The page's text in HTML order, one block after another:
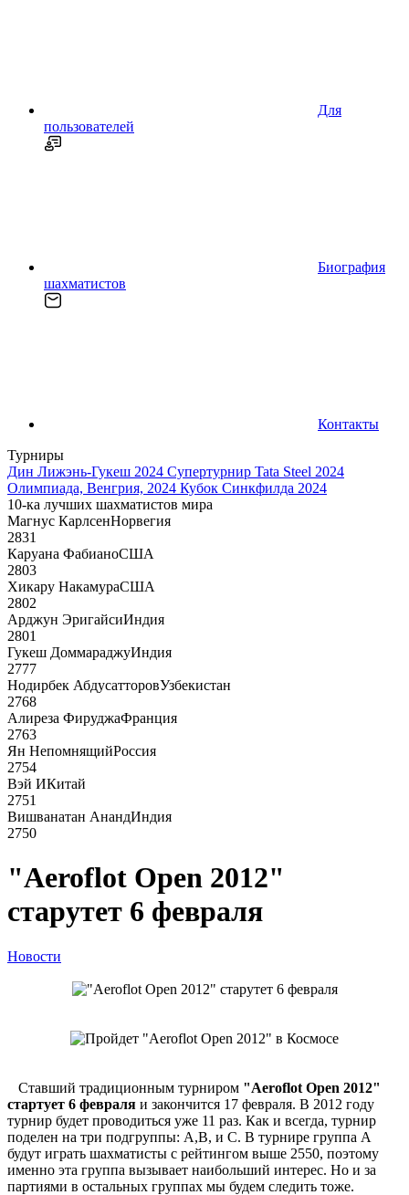
Для
пользователей
Биография
шахматистов
Контакты
Турниры
Дин Лижэнь-Гукеш 2024 Супертурнир Tata Steel 2024
Олимпиада, Венгрия, 2024 Кубок Синкфилда 2024
10-ка лучших шахматистов мира
Магнус КарлсенНорвегия
2831
Каруана ФабианоСША
2803
Хикару НакамураСША
2802
Арджун ЭригайсиИндия
2801
Гукеш ДоммараджуИндия
2777
Нодирбек АбдусатторовУзбекистан
2768
Алиреза ФируджаФранция
2763
Ян НепомнящийРоссия
2754
Вэй ИКитай
2751
Вишванатан АнандИндия
2750
"Aeroflot Open 2012"
старутет 6 февраля
Новости
Ставший традиционным турниром "Aeroflot Open 2012"
стартует 6 февраля и закончится 17 февраля. В 2012 году
турнир будет проводиться уже 11 раз. Как и всегда, турнир
поделен на три подгруппы: А,B, и С. В турнире группа А
будут играть шахматисты с рейтингом выше 2550, поэтому
именно эта группа вызывает наибольший интерес. Но и за
партиями в остальных группах мы будем следить тоже.